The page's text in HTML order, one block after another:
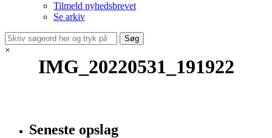
Tilmeld nyhedsbrevet
Se arkiv
×
IMG_20220531_191922
Seneste opslag